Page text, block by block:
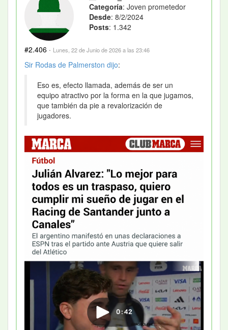
Categoría: Joven prometedor
Desde: 8/2/2024
Posts: 1.342
#2.406 · Lunes, 22 de Junio de 2026 a las 23:46
Sir Rodas de Palmerston dijo:
Eso es, efecto llamada, además de ser un
equipo atractivo por la forma en la que jugamos,
que también da pie a revalorización de
jugadores.